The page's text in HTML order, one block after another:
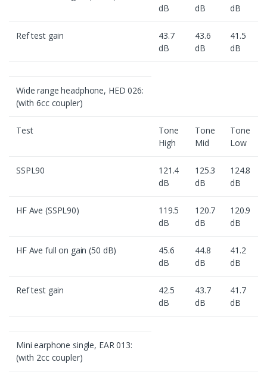
dB
dB
dB
Ref test gain
43.7
dB
43.6
dB
41.5
dB
Wide range headphone, HED 026:
(with 6cc coupler)
Test
Tone
High
Tone
Mid
Tone
Low
SSPL90
121.4
dB
125.3
dB
124.8
dB
HF Ave (SSPL90)
119.5
dB
120.7
dB
120.9
dB
HF Ave full on gain (50 dB)
45.6
dB
44.8
dB
41.2
dB
Ref test gain
42.5
dB
43.7
dB
41.7
dB
Mini earphone single, EAR 013:
(with 2cc coupler)